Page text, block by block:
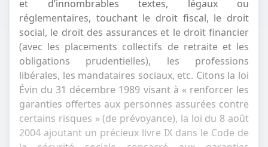
et d’innombrables textes, légaux ou
réglementaires, touchant le droit fiscal, le droit
social, le droit des assurances et le droit financier
(avec les placements collectifs de retraite et les
obligations prudentielles), les professions
libérales, les mandataires sociaux, etc. Citons la loi
Évin du 31 décembre 1989 visant à « renforcer les
garanties offertes aux personnes assurées contre
certains risques » (de prévoyance), la loi du 8 août
2004 ajoutant un précieux livre IX dans le Code de